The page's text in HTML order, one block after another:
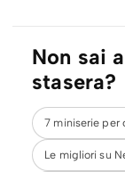
Non sai
stasera?
7 miniserie per
Le migliori su